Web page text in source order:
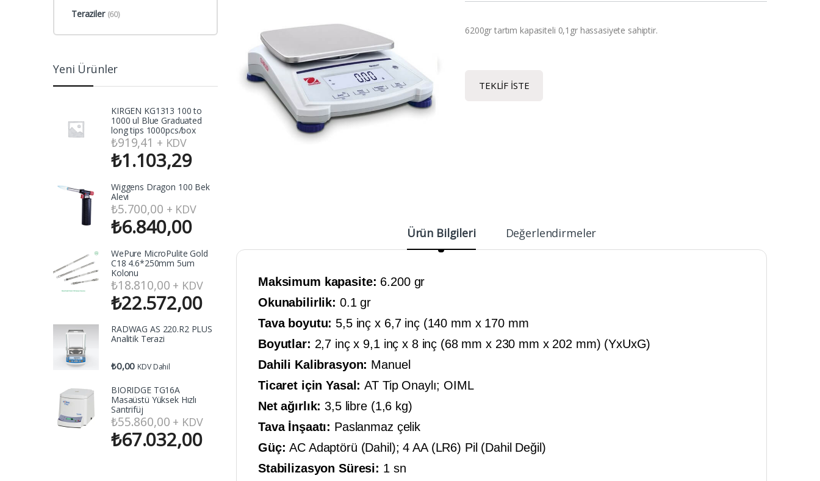
6200gr tartım kapasiteli 0,1gr hassasiyete sahiptir.
TEKLIF İSTE
Ürün Bilgileri Değerlendirmeler
Maksimum kapasite: 6.200 gr
Okunabilirlik: 0.1 gr
Tava boyutu: 5,5 inç x 6,7 inç (140 mm x 170 mm
Boyutlar: 2,7 inç x 9,1 inç x 8 inç (68 mm x 230 mm x 202 mm) (YxUxG)
Dahili Kalibrasyon: Manuel
Ticaret için Yasal:AT Tip Onaylı; OIML
Net ağırlık:3,5 libre (1,6 kg)
Tava İnşaatı: Paslanmaz çelik
Güç:AC Adaptörü (Dahil); 4 AA (LR6) Pil (Dahil Değil)
Stabilizasyon Süresi: 1 sn
Teraziler (60)
Yeni Ürünler
KIRGEN KG1313 100 to
1000 ul Blue Graduated
long tips 1000pcs/box
₺919,41 + KDV
₺1.103,29
Wiggens Dragon 100 Bek
Alevi
₺5.700,00 + KDV
₺6.840,00
WePure MicroPulite Gold
C18 4.6*250mm 5um
Kolonu
₺18.810,00 + KDV
₺22.572,00
RADWAG AS 220.R2 PLUS
Analitik Terazi
₺0,00 KDV Dahil
BIORIDGE TG16A
Masaüstü Yüksek Hızlı
Santrifüj
₺55.860,00 + KDV
₺67.032,00